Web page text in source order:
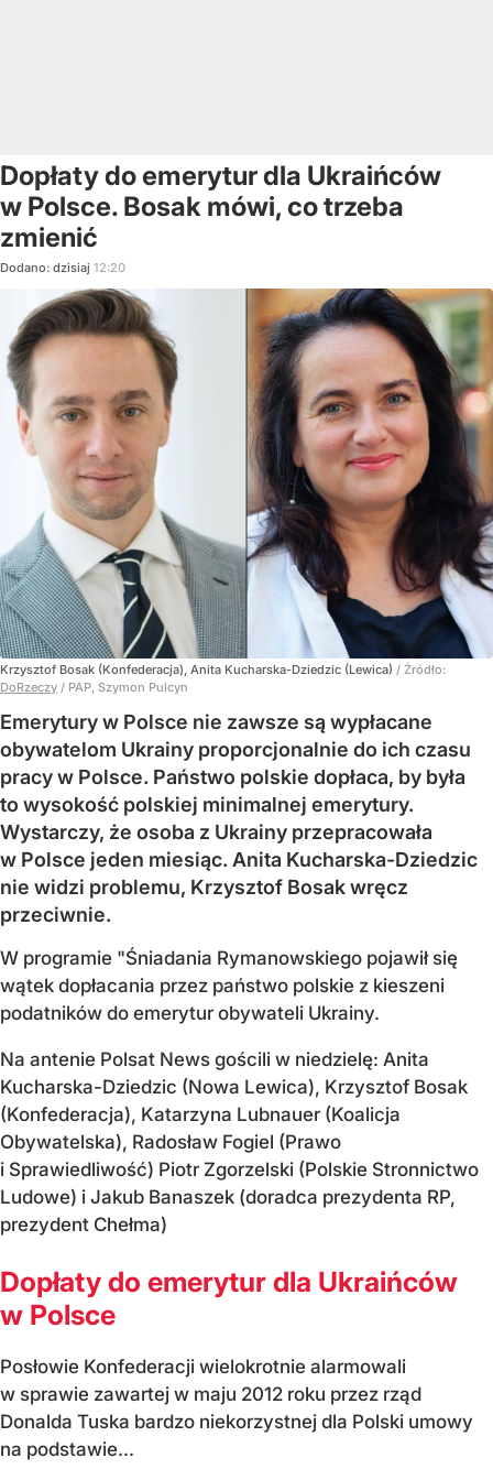
Dopłaty do emerytur dla Ukraińców
w Polsce. Bosak mówi, co trzeba
zmienić
Dodano: dzisiaj 12:20
Krzysztof Bosak (Konfederacja), Anita Kucharska-Dziedzic (Lewica) / Źródło:
DoRzeczy / PAP, Szymon Pulcyn
Emerytury w Polsce nie zawsze są wypłacane
obywatelom Ukrainy proporcjonalnie do ich czasu
pracy w Polsce. Państwo polskie dopłaca, by była
to wysokość polskiej minimalnej emerytury.
Wystarczy, że osoba z Ukrainy przepracowała
w Polsce jeden miesiąc. Anita Kucharska-Dziedzic
nie widzi problemu, Krzysztof Bosak wręcz
przeciwnie.
W programie "Śniadania Rymanowskiego pojawił się
wątek dopłacania przez państwo polskie z kieszeni
podatników do emerytur obywateli Ukrainy.
Na antenie Polsat News gościli w niedzielę: Anita
Kucharska-Dziedzic (Nowa Lewica), Krzysztof Bosak
(Konfederacja), Katarzyna Lubnauer (Koalicja
Obywatelska), Radosław Fogiel (Prawo
i Sprawiedliwość) Piotr Zgorzelski (Polskie Stronnictwo
Ludowe) i Jakub Banaszek (doradca prezydenta RP,
prezydent Chełma)
Dopłaty do emerytur dla Ukraińców
w Polsce
Posłowie Konfederacji wielokrotnie alarmowali
w sprawie zawartej w maju 2012 roku przez rząd
Donalda Tuska bardzo niekorzystnej dla Polski umowy
na podstawie...